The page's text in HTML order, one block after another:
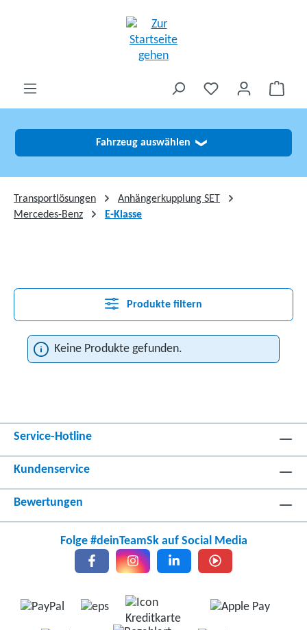
Fahrzeug auswählen ❯
Transportlösungen
Anhängerkupplung SET
Mercedes-Benz
E-Klasse
Produkte filtern
Keine Produkte gefunden.
Service-Hotline
Kundenservice
Bewertungen
Folge #deinTeamSk auf Social Media